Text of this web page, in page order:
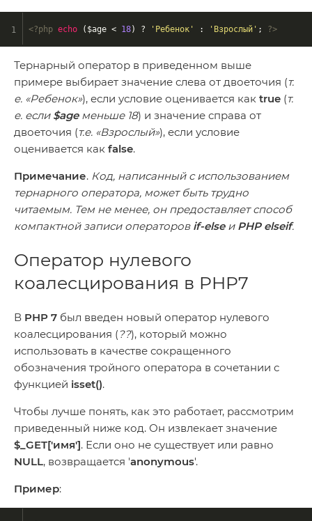
<?php echo ($age < 18) ? 'Ребенок' : 'Взрослый' ; ?>
Тернарный оператор в приведенном выше
примере выбирает значение слева от двоеточия (т.
е. «Ребенок»), если условие оценивается как true (т.
е. если $ageменьше 18) и значение справа от
двоеточия (т.е. «Взрослый»), если условие
оценивается как false.
Примечание. Код, написанный с использованием
тернарного оператора, может быть трудно
читаемым. Тем не менее, он предоставляет способ
компактной записи операторов if-elseи PHP elseif.
Оператор нулевого
коалесцирования в PHP7
В PHP 7 был введен новый оператор нулевого
коалесцирования (??), который можно
использовать в качестве сокращенного
обозначения тройного оператора в сочетании с
функцией isset().
Чтобы лучше понять, как это работает, рассмотрим
приведенный ниже код. Он извлекает значение
$_GET['имя']. Если оно не существует или равно
NULL, возвращается 'anonymous'.
Пример: